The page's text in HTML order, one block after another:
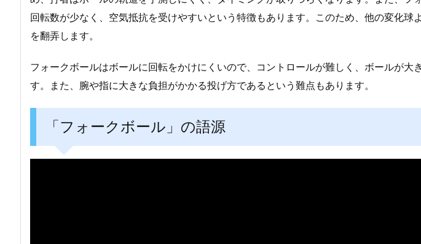
回転数が少なく、空気抵抗を受けやすいという特徴もあります。このため、他の変化球
を翻弄します。
フォークボールはボールに回転をかけにくいので、コントロールが難しく、ボールが大
す。また、腕や指に大きな負担がかかる投げ方であるという難点もあります。
「フォークボール」の語源